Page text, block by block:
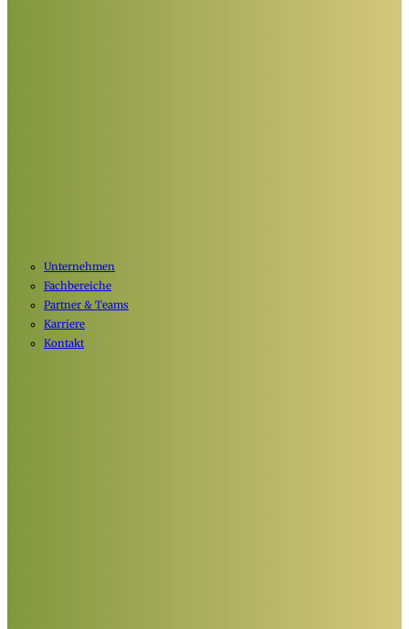
Unternehmen
Fachbereiche
Partner & Teams
Karriere
Kontakt